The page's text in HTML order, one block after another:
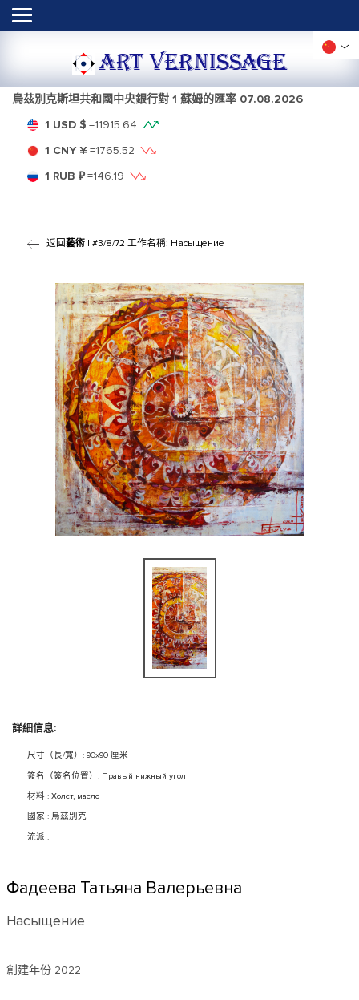
ART VERNISSAGE
烏茲別克斯坦共和國中央銀行對 1 蘇姆的匯率 07.08.2026
1 USD $ =11915.64
1 CNY ¥ =1765.52
1 RUB ₽=146.19
返回藝術| #3/8/72 工作名稱: Насыщение
詳細信息:
尺寸（長/寬）: 90x90 厘米
簽名（簽名位置）: Правый нижный угол
材料 : Холст, масло
國家 : 烏茲別克
流派 :
Фадеева Татьяна Валерьевна
Насыщение
創建年份 2022